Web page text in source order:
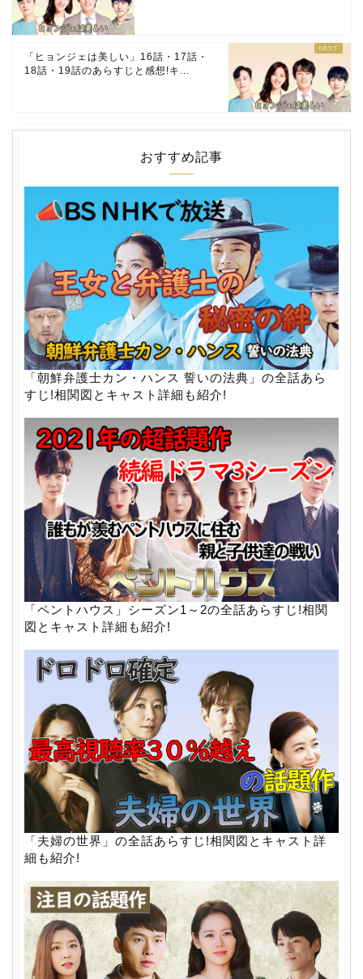
「ヒョンジェは美しい」16話・17話・
18話・19話のあらすじと感想!キ...
おすすめ記事
「朝鮮弁護士カン・ハンス 誓いの法典」の全話あら
すじ!相関図とキャスト詳細も紹介!
「ペントハウス」シーズン1～2の全話あらすじ!相関
図とキャスト詳細も紹介!
「夫婦の世界」の全話あらすじ!相関図とキャスト詳
細も紹介!